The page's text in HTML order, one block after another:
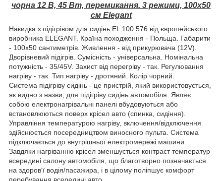
чорна 12 В, 45 Вт, перемикання. 3 режими, 100х50
см Elegant
Накидка з підігрівом для сидінь EL 100 576 від європейського
виробника ELEGANT. Країна походження - Польща. Габарити
- 100х50 сантиметрів. Живлення - від прикурювача (12V).
Дворівневий підігрів. Сумісність - універсальна. Номінальна
потужність - 35/45V. Захист від перегріву - так. Регулювання
нагріву - так. Тип нагріву - дротяний. Колір чорний.
Система підігріву сидінь - це пристрій, який використовується,
як видно з назви, для підігріву сидінь автомобіля. Являє
собою електронагрівальні панелі вбудовуються або
встановлюються поверх крісел авто (спинка, сидіння).
Управління температурою нагріву, включення/відключення
здійснюється посередництвом виносного пульта. Система
підключається до внутрішньої електромережі машини.
Завдяки нагріванню крісел зменшується контраст температур
всередині салону автомобіля, що благотворно позначається
на здоров'ї водія/пасажира, і в цілому поліпшує комфорт
перебування всередині авто.